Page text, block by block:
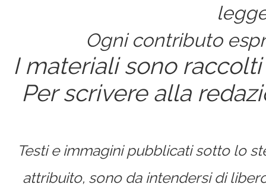
Ogni contributo
I materiali sono
Per scrivere alla
Testi e immagini pubblicati sotto lo
attribuito, sono da intendersi di